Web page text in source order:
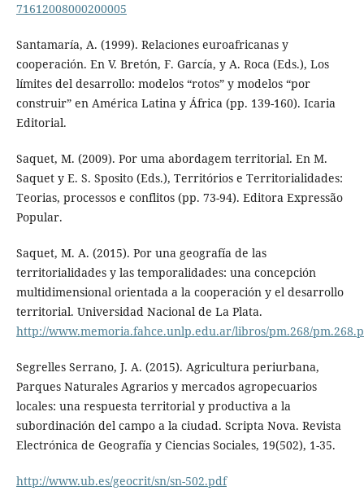
71612008000200005
Santamaría, A. (1999). Relaciones euroafricanas y
cooperación. En V. Bretón, F. García, y A. Roca (Eds.), Los
límites del desarrollo: modelos “rotos” y modelos “por
construir” en América Latina y África (pp. 139-160). Icaria
Editorial.
Saquet, M. (2009). Por uma abordagem territorial. En M.
Saquet y E. S. Sposito (Eds.), Territórios e Territorialidades:
Teorias, processos e conflitos (pp. 73-94). Editora Expressão
Popular.
Saquet, M. A. (2015). Por una geografía de las
territorialidades y las temporalidades: una concepción
multidimensional orientada a la cooperación y el desarrollo
territorial. Universidad Nacional de La Plata.
http://www.memoria.fahce.unlp.edu.ar/libros/pm.268/
Segrelles Serrano, J. A. (2015). Agricultura periurbana,
Parques Naturales Agrarios y mercados agropecuarios
locales: una respuesta territorial y productiva a la
subordinación del campo a la ciudad. Scripta Nova. Revista
Electrónica de Geografía y Ciencias Sociales, 19(502), 1-35.
http://www.ub.es/geocrit/sn/sn-502.pdf